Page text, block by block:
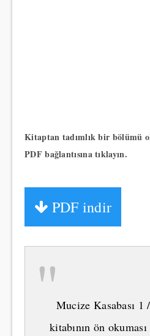
Kitaptan tadımlık bir bölümü
PDF bağlantısına tıklayın.
PDF indir
"Mucize Kasabası
kitabının ön